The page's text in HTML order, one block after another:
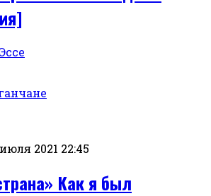
Эссе
2021 22:45
Как я был